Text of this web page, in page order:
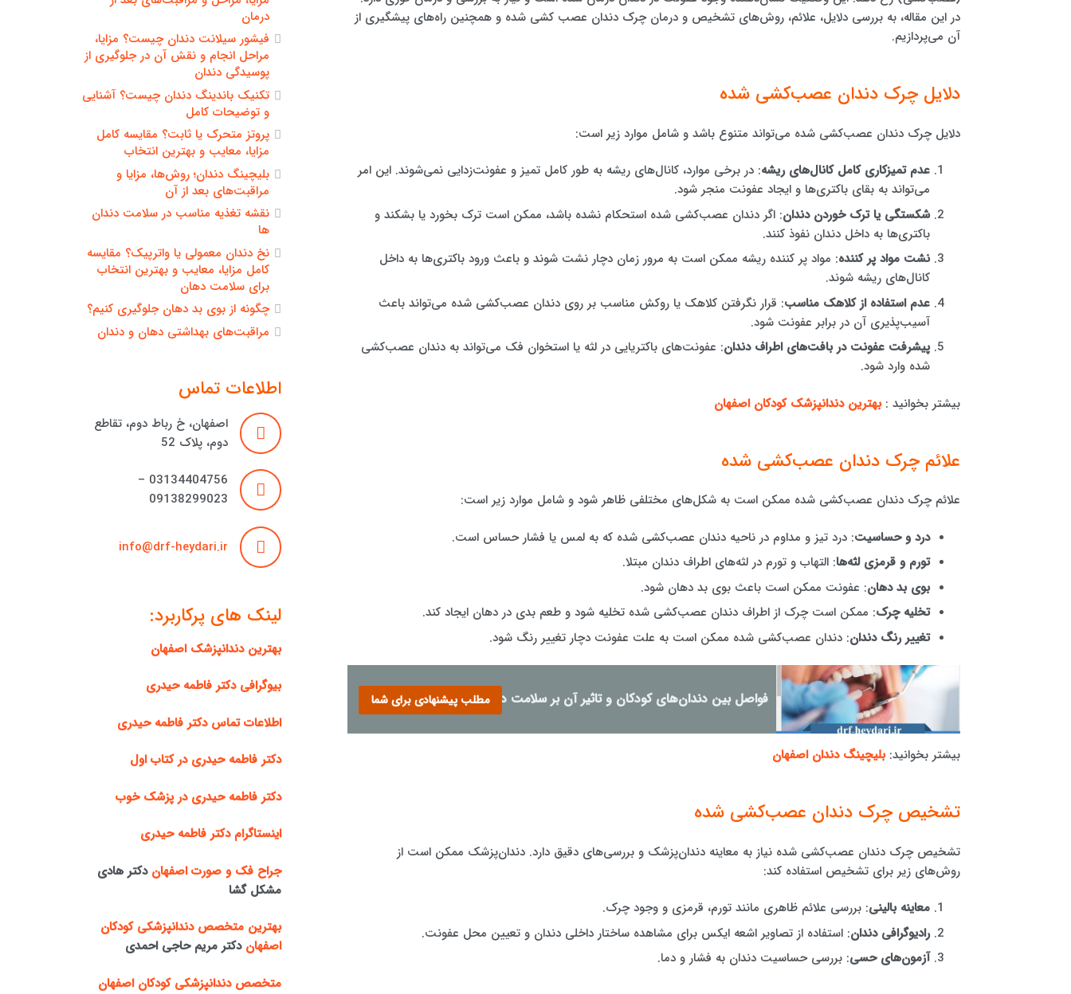
در این مقاله، به بررسی دلایل، علائم، روش‌های تشخیص و درمان چرک دندان عصب کشی شده و همچنین راه‌های پیشگیری از
آن می‌پردازیم.
دلایل چرک دندان عصب‌کشی شده
دلایل چرک دندان عصب‌کشی شده می‌تواند متنوع باشد و شامل موارد زیر است:
عدم تمیزکاری کامل کانال‌های ریشه: در برخی موارد، کانال‌های ریشه به طور کامل تمیز و عفونت‌زدایی نمی‌شوند. این امر
می‌تواند به بقای باکتری‌ها و ایجاد عفونت منجر شود.
شکستگی یا ترک خوردن دندان: اگر دندان عصب‌کشی شده استحکام نشده باشد، ممکن است ترک بخورد یا بشکند و
باکتری‌ها به داخل دندان نفوذ کنند.
نشت مواد پر کننده: مواد پر کننده ریشه ممکن است به مرور زمان دچار نشت شوند و باعث ورود باکتری‌ها به داخل
کانال‌های ریشه شوند.
عدم استفاده از کلاهک مناسب: قرار نگرفتن کلاهک یا روکش مناسب بر روی دندان عصب‌کشی شده می‌تواند باعث
آسیب‌پذیری آن در برابر عفونت شود.
پیشرفت عفونت در بافت‌های اطراف دندان: عفونت‌های باکتریایی در لثه یا استخوان فک می‌تواند به دندان عصب‌کشی
شده وارد شود.
بیشتر بخوانید : بهترین دندانپزشک کودکان اصفهان
علائم چرک دندان عصب‌کشی شده
علائم چرک دندان عصب‌کشی شده ممکن است به شکل‌های مختلفی ظاهر شود و شامل موارد زیر است:
درد و حساسیت: درد تیز و مداوم در ناحیه دندان عصب‌کشی شده که به لمس یا فشار حساس است.
تورم و قرمزی لثه‌ها: التهاب و تورم در لثه‌های اطراف دندان مبتلا.
بوی بد دهان: عفونت ممکن است باعث بوی بد دهان شود.
تخلیه چرک: ممکن است چرک از اطراف دندان عصب‌کشی شده تخلیه شود و طعم بدی در دهان ایجاد کند.
تغییر رنگ دندان: دندان عصب‌کشی شده ممکن است به علت عفونت دچار تغییر رنگ شود.
فواصل بین دندان‌های کودکان و تاثیر آن بر سلامت دهانمطلب پیشنهادی برای شما
بیشتر بخوانید:بلیچینگ دندان اصفهان
تشخیص چرک دندان عصب‌کشی شده
تشخیص چرک دندان عصب‌کشی شده نیاز به معاینه دندان‌پزشک و بررسی‌های دقیق دارد. دندان‌پزشک ممکن است از
روش‌های زیر برای تشخیص استفاده کند:
معاینه بالینی: بررسی علائم ظاهری مانند تورم، قرمزی و وجود چرک.
رادیوگرافی دندان: استفاده از تصاویر اشعه ایکس برای مشاهده ساختار داخلی دندان و تعیین محل عفونت.
آزمون‌های حسی: بررسی حساسیت دندان به فشار و دما.
درمان
فیشور سیلانت دندان چیست؟ مزایا،
مراحل انجام و نقش آن در جلوگیری از
پوسیدگی دندان
تکنیک باندینگ دندان چیست؟ آشنایی
و توضیحات کامل
پروتز متحرک یا ثابت؟ مقایسه کامل
مزایا، معایب و بهترین انتخاب
بلیچینگ دندان؛ روش‌ها، مزایا و
مراقبت‌های بعد از آن
نقشه تغذیه مناسب در سلامت دندان
ها
نخ دندان معمولی یا واترپیک؟ مقایسه
کامل مزایا، معایب و بهترین انتخاب
برای سلامت دهان
چگونه از بوی بد دهان جلوگیری کنیم؟
مراقبت‌های بهداشتی دهان و دندان
اطلاعات تماس
اصفهان، خ رباط دوم، تقاطع
دوم، پلاک 52
03134404756 –
09138299023
info@drf-heydari.ir
لینک های پرکاربرد:
بهترین دندانپزشک اصفهان
بیوگرافی دکتر فاطمه حیدری
اطلاعات تماس دکتر فاطمه حیدری
دکتر فاطمه حیدری در کتاب اول
دکتر فاطمه حیدری در پزشک خوب
اینستاگرام دکتر فاطمه حیدری
جراح فک و صورت اصفهان دکتر هادی
مشکل گشا
بهترین متخصص دندانپزشکی کودکان
اصفهان دکتر مریم حاجی احمدی
متخصص دندانپزشکی کودکان اصفهان